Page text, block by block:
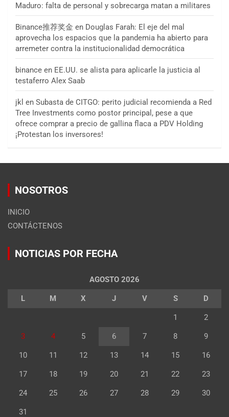
Maduro: falta de personal y sobrecarga matan a militares
Binance推荐奖金 en Douglas Farah: El eje del mal
aprovecha los espacios que la pandemia ha abierto para
arremeter contra la institucionalidad democrática
binance en EE.UU. se alista para aplicarle la justicia al
testaferro Alex Saab
jkl en Subasta de CITGO: perito judicial recomienda a Red
Tree Investments como postor principal, pese a que
ofrece comprar a precio de gallina flaca a PDV Holding
¡Protestan los inversores!
NOSOTROS
INICIO
CONTÁCTENOS
NOTICIAS POR FECHA
AGOSTO 2026
L M X J V S D
1 2
3 4 5 6 7 8 9
10 11 12 13 14 15 16
17 18 19 20 21 22 23
24 25 26 27 28 29 30
31